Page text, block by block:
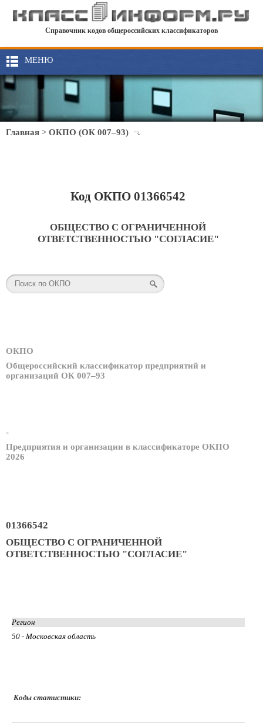
Справочник кодов общероссийских классификаторов
МЕНЮ
Главная > ОКПО (ОК 007–93)
Код ОКПО 01366542
ОБЩЕСТВО С ОГРАНИЧЕННОЙ
ОТВЕТСТВЕННОСТЬЮ "СОГЛАСИЕ"
ОКПО
Общероссийский классификатор предприятий и
организаций ОК 007–93
-
Предприятия и организации в классификаторе ОКПО
2026
01366542
ОБЩЕСТВО С ОГРАНИЧЕННОЙ
ОТВЕТСТВЕННОСТЬЮ "СОГЛАСИЕ"
Регион
50 - Московская область
Коды статистики: